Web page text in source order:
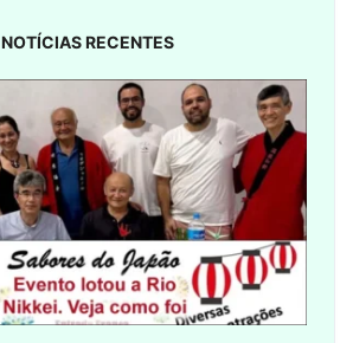
NOTÍCIAS RECENTES